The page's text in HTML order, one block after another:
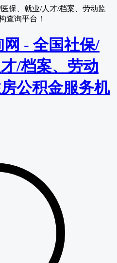
保、就业/人才/档案、劳动监
查询平台！
网 - 全国社保/
/档案、劳动
公积金服务机